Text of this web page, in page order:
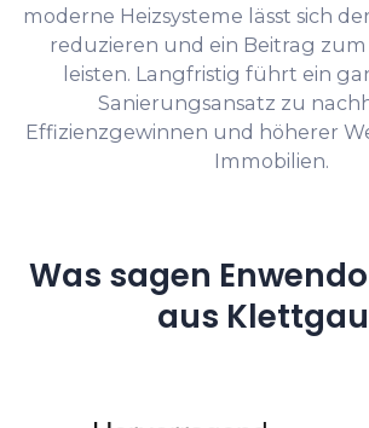
moderne Heizsysteme lässt sich
reduzieren und ein Beitrag
leisten. Langfristig führt ein
Sanierungsansatz zu
Effizienzgewinnen und höherer
Immobilien.
Was sagen
aus